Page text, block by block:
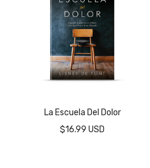
La Escuela Del Dolor
$16.99 USD